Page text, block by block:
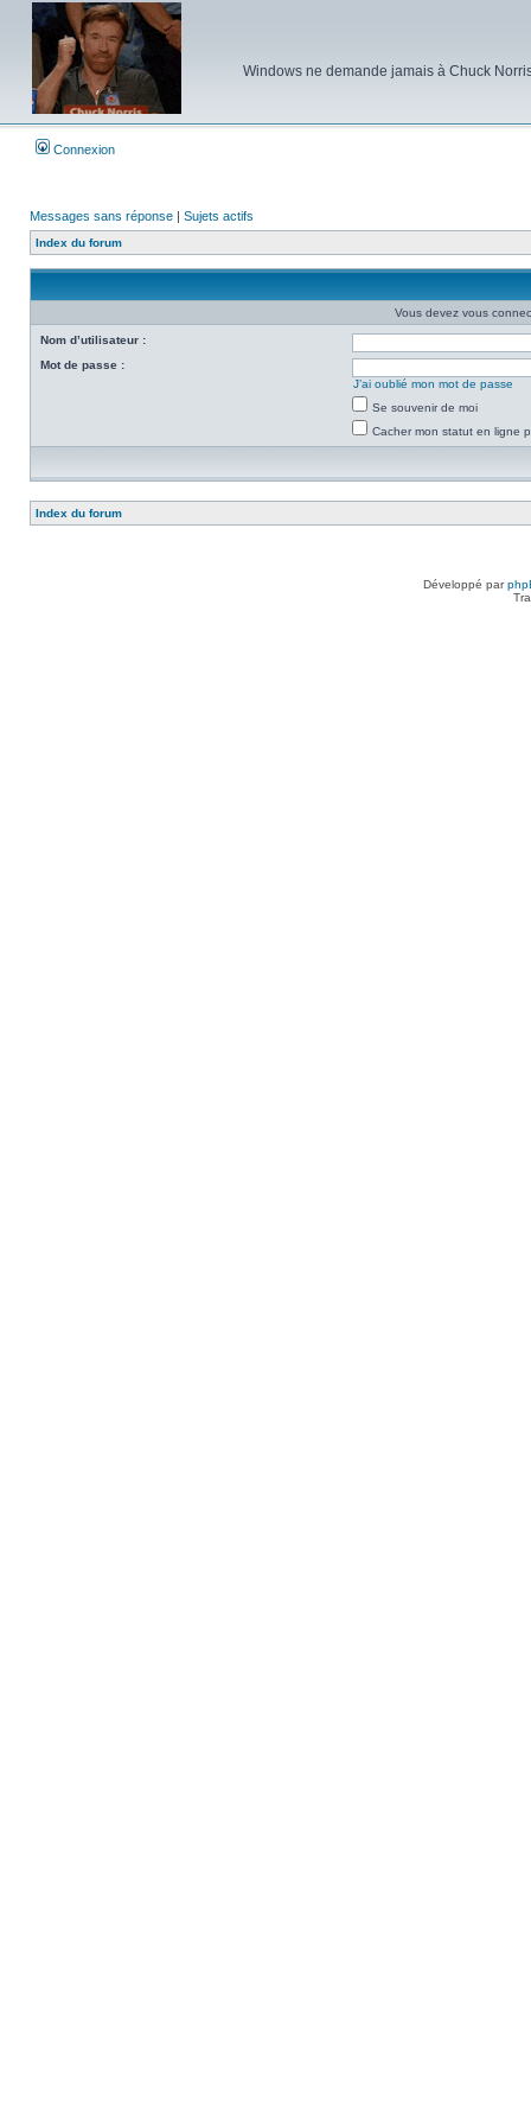
Windows ne demande jamais à Chuck
Connexion
Messages sans réponse | Sujets actifs
Index du forum
Vous devez vous
Nom d’utilisateur :
Mot de passe :
J’ai oublié mon mot de passe
Se souvenir de moi
Cacher mon statut en ligne
Index du forum
Développé par